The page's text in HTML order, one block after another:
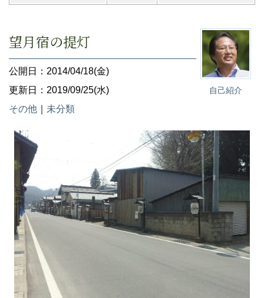
自己紹介
望月宿の提灯
公開日：2014/04/18(金)
更新日：2019/09/25(水)
その他
未分類